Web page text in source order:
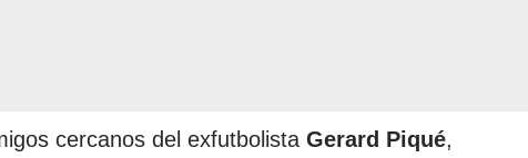
cercanos del exfutbolista Gerard Piqué,